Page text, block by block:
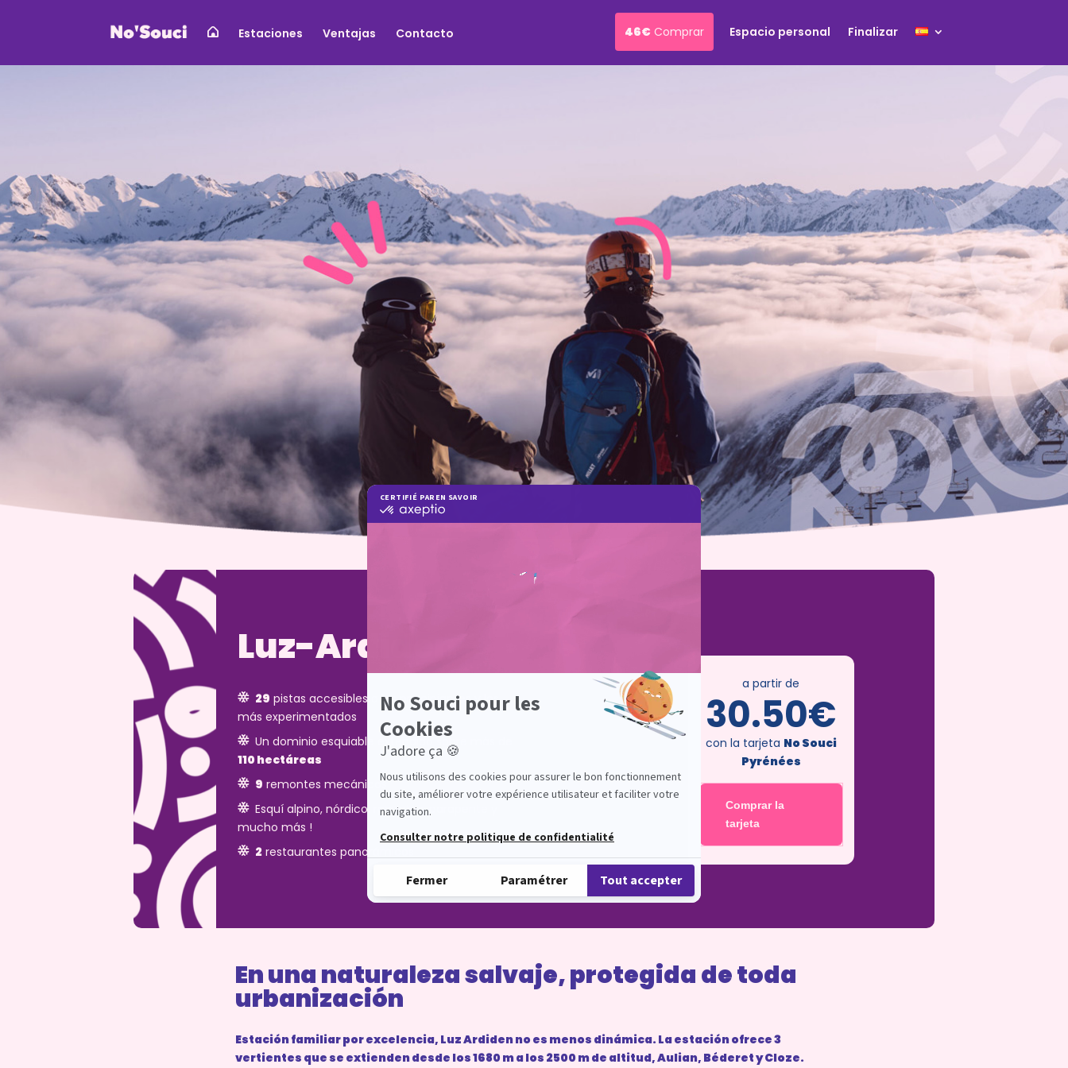
Estaciones Ventajas Contacto Finalizar
Espacio personal
46€ Comprar
Luz-Ardiden
29 pistas accesibles a los principiantes y los
más experimentados
Un dominio esquiable extendido sobre más de
110 hectáreas
9 remontes mecánicos
Esquí alpino, nórdico, raquetas, parapente y
mucho más !
2restaurantes panorámicos
a partir de
30.50€
con la tarjeta No Souci
Pyrénées
Comprar la
tarjeta
En una naturaleza salvaje, protegida de toda
urbanización
Estación familiar por excelencia, Luz Ardiden no es menos dinámica. La estación ofrece 3
vertientes que se extienden desde los 1680 m a los 2500 m de altitud, Aulian, Béderet y Cloze.